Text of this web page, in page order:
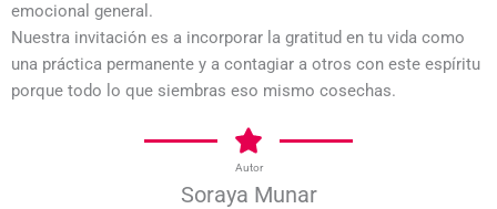
emocional general.
Nuestra invitación es a incorporar la gratitud en tu vida como
una práctica permanente y a contagiar a otros con este espíritu
porque todo lo que siembras eso mismo cosechas.
Autor
Soraya Munar